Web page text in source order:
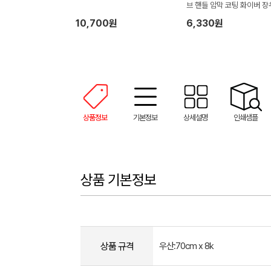
10,700원
브 핸들 암막 코팅 화이버 장
6,330원
상품정보 기본정보 상세설명 인쇄샘플
상품 기본정보
상품 규격 우산:70cm x 8k